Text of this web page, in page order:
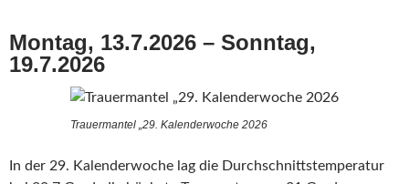
Montag, 13.7.2026 – Sonntag,
19.7.2026
Trauermantel „29. Kalenderwoche 2026
In der 29. Kalenderwoche lag die Durchschnittstemperatur